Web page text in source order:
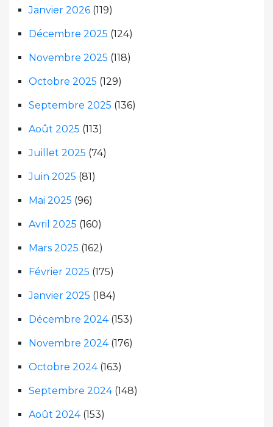
Janvier 2026 (119)
Décembre 2025 (124)
Novembre 2025 (118)
Octobre 2025 (129)
Septembre 2025 (136)
Août 2025 (113)
Juillet 2025 (74)
Juin 2025 (81)
Mai 2025 (96)
Avril 2025 (160)
Mars 2025 (162)
Février 2025 (175)
Janvier 2025 (184)
Décembre 2024(153)
Novembre 2024(176)
Octobre 2024(163)
Septembre 2024(148)
Août 2024(153)